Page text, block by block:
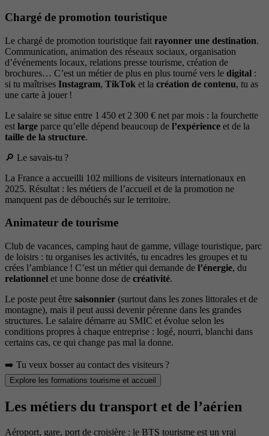
Chargé de promotion touristique
Le chargé de promotion touristique fait rayonner une destination.
Communication, animation des réseaux sociaux, organisation
d’événements locaux, relations presse tourisme, création de
brochures… C’est un métier de plus en plus tourné vers le digital :
si tu maîtrises Instagram, TikTok et la création de contenu, tu as
une carte à jouer !
Le salaire se situe entre 1 450 et 2 300 € net par mois : la fourchette
est large parce qu’elle dépend beaucoup de l’expérience et de la
taille de la structure.
🔎 Le savais-tu ?
La France a accueilli 102 millions de visiteurs internationaux en
2025. Résultat : les métiers de l’accueil et de la promotion ne
manquent pas de débouchés sur le territoire.
Animateur de tourisme
Club de vacances, camping haut de gamme, village touristique, parc
de loisirs : tu organises les activités, tu encadres les groupes et tu
crées l’ambiance ! C’est un métier qui demande de l’énergie, du
relationnel et une bonne dose de créativité.
Le poste peut être saisonnier (surtout dans les zones littorales et de
montagne), mais il peut aussi devenir pérenne dans les grandes
structures. Le salaire démarre au SMIC et évolue selon les
conditions propres à chaque entreprise : logé, nourri, blanchi dans
certains cas, ce qui change pas mal la donne.
➡️ Tu veux bosser au contact des visiteurs ?
Explore les formations tourisme et accueil
Les métiers du transport et de l’aérien
Aéroport, gare, port de croisière : le BTS tourisme est un vrai